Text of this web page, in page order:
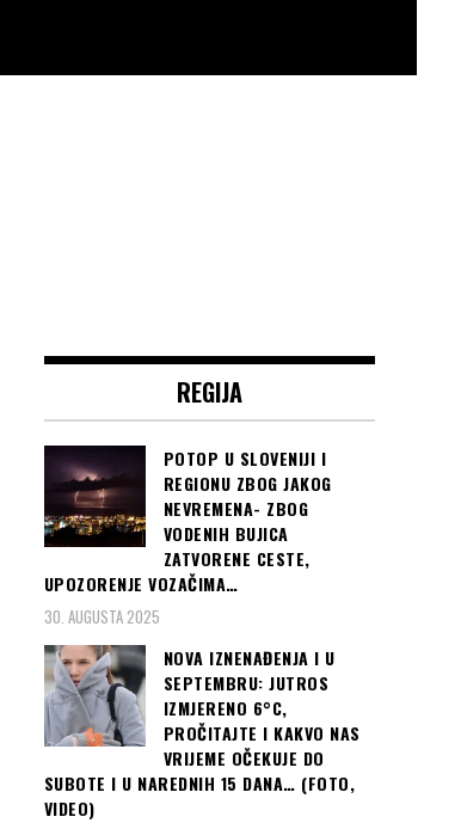
REGIJA
POTOP U SLOVENIJI I
REGIONU ZBOG JAKOG
NEVREMENA- ZBOG
VODENIH BUJICA
ZATVORENE CESTE,
UPOZORENJE VOZAČIMA…
30. AUGUSTA 2025
NOVA IZNENAĐENJA I U
SEPTEMBRU: JUTROS
IZMJERENO 6°C,
PROČITAJTE I KAKVO NAS
VRIJEME OČEKUJE DO
SUBOTE I U NAREDNIH 15 DANA… (FOTO,
VIDEO)